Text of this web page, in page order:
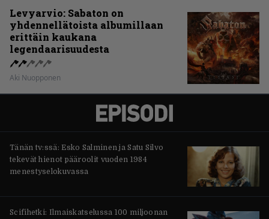
Levyarvio: Sabaton on
yhdennellätoista albumillaan
erittäin kaukana
legendaarisuudesta
Aki Nuopponen
Tänän tv:ssä: Esko Salminen ja Satu Silvo
tekevät hienot pääroolit vuoden 1984
menestyselokuvassa
Scifihetki: Ilmaiskatselussa 100 miljoonan